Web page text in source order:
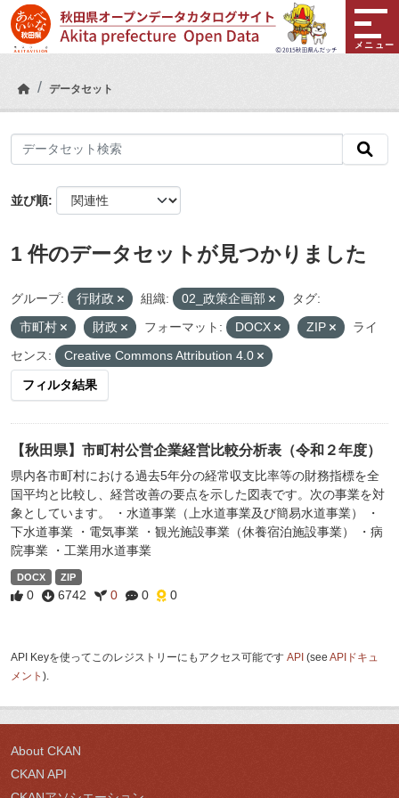
Skip to main content
メニュー
データセット
並び順
1 件のデータセットが見つかりました
グループ: 行財政 組織: 02_政策企画部
タグ:
市町村
財政 フォーマット: DOCX ZIP
ライ
センス:
Creative Commons Attribution 4.0
フィルタ結果
【秋田県】市町村公営企業経営比較分析表（令和２年度）
県内各市町村における過去5年分の経常収支比率等の財務指標を全
国平均と比較し、経営改善の要点を示した図表です。次の事業を対
象としています。 ・水道事業（上水道事業及び簡易水道事業） ・
下水道事業 ・電気事業 ・観光施設事業（休養宿泊施設事業） ・病
院事業 ・工業用水道事業
DOCX ZIP
0 6742 0 0 0
API Keyを使ってこのレジストリーにもアクセス可能です API (see APIドキュ
メント ).
About CKAN
CKAN API